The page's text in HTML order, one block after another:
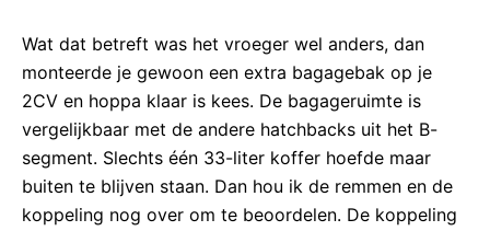
Wat dat betreft was het vroeger wel anders, dan
monteerde je gewoon een extra bagagebak op je
2CV en hoppa klaar is kees. De bagageruimte is
vergelijkbaar met de andere hatchbacks uit het B-
segment. Slechts één 33-liter koffer hoefde maar
buiten te blijven staan. Dan hou ik de remmen en de
koppeling nog over om te beoordelen. De koppeling